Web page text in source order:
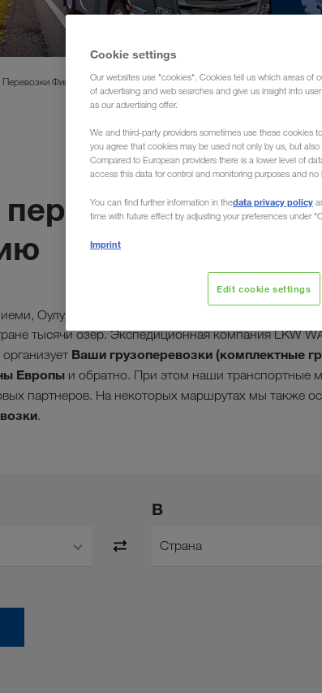
Перевозки Финляндия (Доставка груза)
перевозки из
Оулу, Тампере, Турку или Вааса — мы надежно и
тысячи озер. Экспедиционная компания LKW
Ваши грузоперевозки (комплектные
Европы и обратно. При этом наши транспортные
партнеров. На некоторых маршрутах мы также
.
В
Страна
Cookie settings
Our websites use "cookies". Cookies tell us which areas of
of advertising and web searches and give us insight into
as our advertising offer.
We and third-party providers sometimes use these cookies
you agree that cookies may be used not only by us, but
Compared to European providers there is a lower level of
access this data for control and monitoring purposes and no
You can find further information in thedata privacy policy
time with future effect by adjusting your preferences under
Imprint
Edit cookie settings